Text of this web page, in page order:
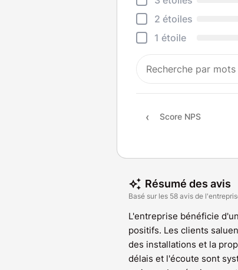
2 étoiles
1 étoile
Score NPS
Résumé des avis
Basé sur les 58 avis de
L'entreprise bénéficie
positifs. Les clients
des installations et la
délais et l'écoute sont